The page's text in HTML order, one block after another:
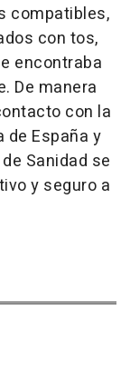
compatibles,
con tos,
encontraba
De manera
con la
de España y
Sanidad se
y seguro a